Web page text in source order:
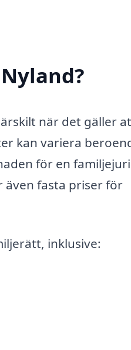
när det gäller
kan variera
för en
även fasta priser för
inklusive: